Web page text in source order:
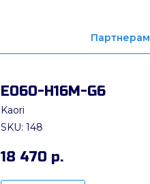
Партнерам
Е060-Н16М-G6
Kaori
SKU: 148
18 470 р.